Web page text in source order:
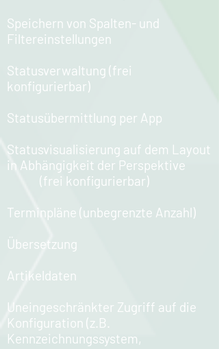
Speichern von Spalten- und
Filtereinstellungen​
Statusverwaltung (frei
konfigurierbar)​
Statusübermittlung per App​
Statusvisualisierung auf dem Layout
in Abhängigkeit der Perspektive ​
(frei konfigurierbar)​
Terminpläne (unbegrenzte Anzahl)​
Übersetzung​
Artikeldaten​
Uneingeschränkter Zugriff auf die
Konfiguration ​ (z.B.
Kennzeichnungssystem,